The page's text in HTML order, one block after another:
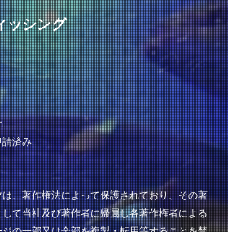
シング
請済み
、著作権法によって保護されており、その著
て当社及び著作者に帰属し各著作権者による